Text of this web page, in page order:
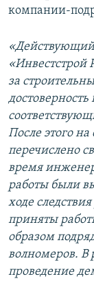
компании-
«Инвестстрой
за
После этого
перечислено
время
работы были
ходе
приняты
образом
волномеров. В
проведение